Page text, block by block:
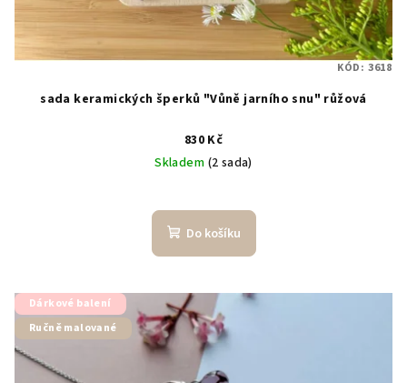
sada keramických šperků "Vůně jarního snu" růžová
830 Kč
Skladem (2 sada)
Do košíku
KÓD: 3618
Dárkové balení
Ručně malované